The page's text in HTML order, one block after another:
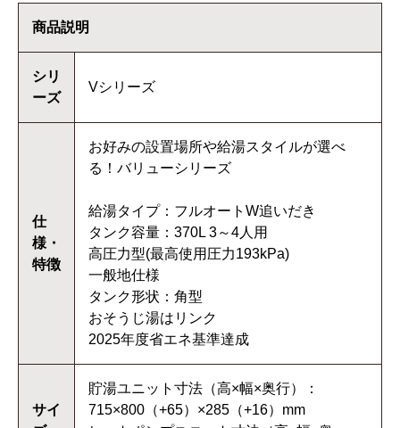
商品説明
シリ
ーズ
Vシリーズ
仕
様・
特徴
お好みの設置場所や給湯スタイルが選べ
る！バリューシリーズ
給湯タイプ：フルオートW追いだき
タンク容量：370L 3～4人用
高圧力型(最高使用圧力193kPa)
一般地仕様
タンク形状：角型
おそうじ湯はリンク
2025年度省エネ基準達成
サイ
貯湯ユニット寸法（高×幅×奥行）：
715×800（+65）×285（+16）mm